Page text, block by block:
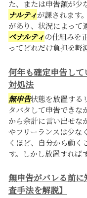
た、または申告額が少
ナルティが課されます
があり、状況によって
ペナルティの仕組みを
ってどれだけ負担を軽
何年も確定申告し
対処法
無申告状態を放置する
タバタして申告できな
から余計に言い出せな
やフリーランスは少な
くほど、自分から動く
す。しかし放置すれば
無申告がバレる前
査手法を解説】